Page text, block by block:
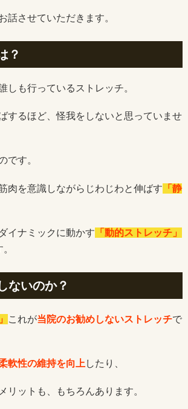
話させていただきます。
？
しも行っているストレッチ。
するほど、怪我をしないと思っていませ
です。
肉を意識しながらじわじわと伸ばす 「静
イナミックに動かす 「動的ストレッチ」
ないのか？
これが当院のお勧めしないストレッチで
軟性の維持を向上 したり、
リットも、もちろんあります。